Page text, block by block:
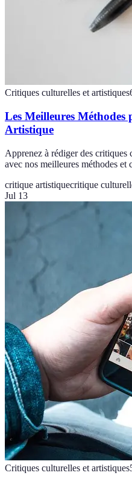
Critiques culturelles et artistiques
Les Meilleures
Artistique
Apprenez à rédiger des critiques
avec nos meilleures méthodes et
critique artistiquecritique
Jul 13
Critiques culturelles et artistiques